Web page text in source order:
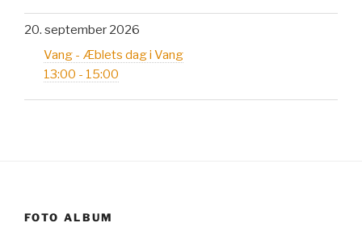
20. september 2026
Vang - Æblets dag i Vang
13:00 - 15:00
FOTO ALBUM